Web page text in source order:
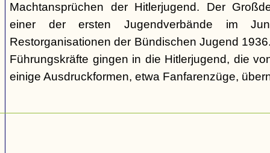
Machtansprüchen der Hitlerjugend. Der
einer der ersten Jugendverbände im
Restorganisationen der Bündischen Jugend
Führungskräfte gingen in die Hitlerjugend, die
einige Ausdruckformen, etwa Fanfarenzüge,